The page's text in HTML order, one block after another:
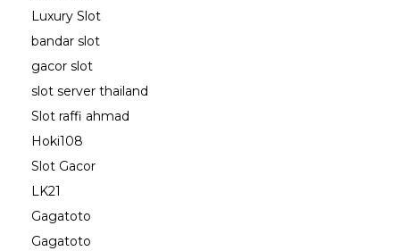
Luxury Slot
bandar slot
gacor slot
slot server thailand
Slot raffi ahmad
Hoki108
Slot Gacor
LK21
Gagatoto
Gagatoto